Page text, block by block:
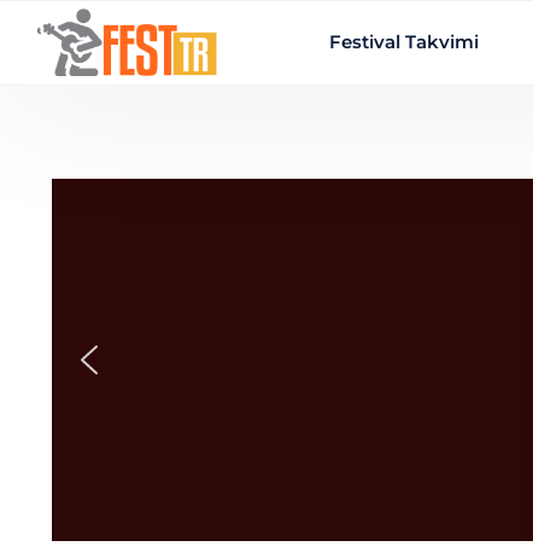
Ana içeriğe atla
Festival Takvimi